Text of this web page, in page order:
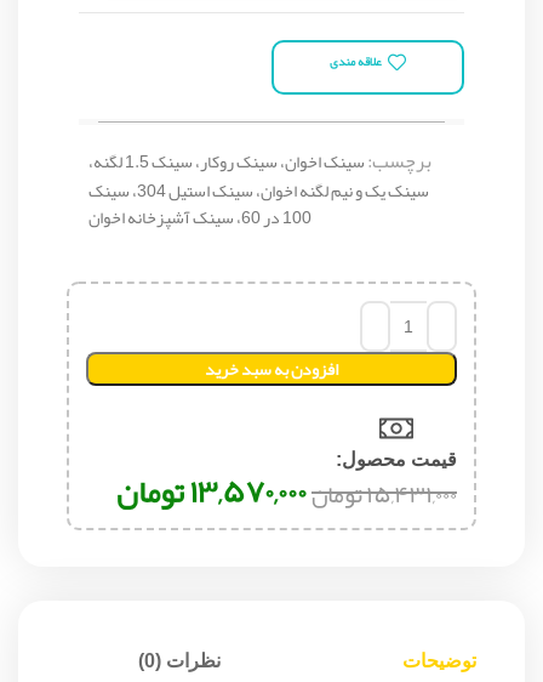
علاقه مندی
برچسب:
سینک اخوان، سینک روکار، سینک 1.5 لگنه،
سینک یک و نیم لگنه اخوان، سینک استیل 304، سینک
100 در 60، سینک آشپزخانه اخوان
افزودن به سبد خرید
قیمت محصول:​
۱۵,۴۳۱,۰۰۰تومان۱۳,۵۷۰,۰۰۰تومان
توضیحات نظرات (0)